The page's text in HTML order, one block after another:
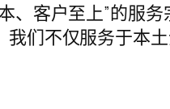
客户至上”的服
们不仅服务于本